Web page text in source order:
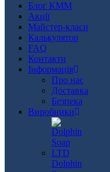
Блог КММ
Акції
Майстер-класи
Калькулятор
FAQ
Контакти
Інформація
Про нас
Доставка
Безпека
Виробники
Dolphin